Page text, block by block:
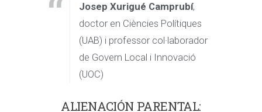
Josep Xurigué Camprubí,
doctor en Ciències Polítiques
(UAB) i professor col·laborador
de Govern Local i Innovació
(UOC)
ALIENACIÓN PARENTAL: